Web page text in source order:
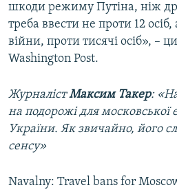
шкоди режиму Путіна, ніж
треба ввести не проти 12 осіб,
війни, проти тисячі осіб», –
Washington Post.
ЖурналістМаксим Такер:
на подорожі для московської
України. Як звичайно, його
сенсу»
Navalny: Travel bans for